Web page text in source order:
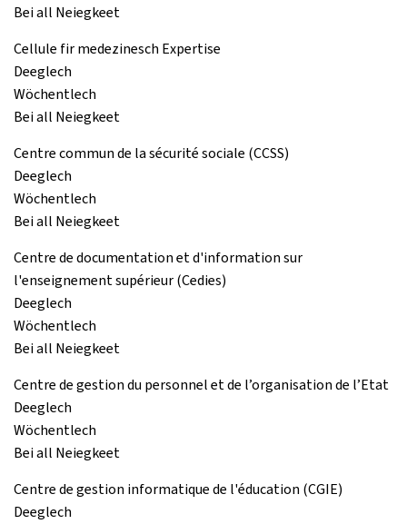
Bei all Neiegkeet
Cellule fir medezinesch Expertise
Deeglech
Wöchentlech
Bei all Neiegkeet
Centre commun de la sécurité sociale (CCSS)
Deeglech
Wöchentlech
Bei all Neiegkeet
Centre de documentation et d'information sur
l'enseignement supérieur (Cedies)
Deeglech
Wöchentlech
Bei all Neiegkeet
Centre de gestion du personnel et de l’organisation de l’Etat
Deeglech
Wöchentlech
Bei all Neiegkeet
Centre de gestion informatique de l'éducation (CGIE)
Deeglech